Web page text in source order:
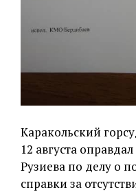
Каракольский
12 августа
Рузиева по делу о
справки за